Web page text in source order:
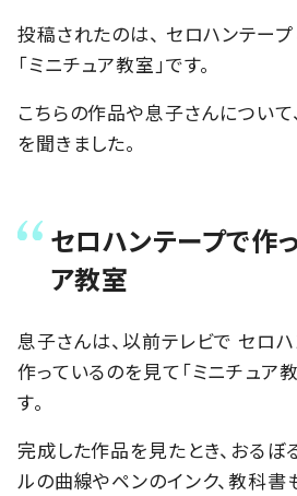
投稿されたのは、 セロハンテー
「ミニチュア教室」です。
こちらの作品や息子さんについて
を聞きました。
セロハンテープで作
ア教室
息子さんは、以前テレビで セロ
作っているのを見て「ミニチュア
す。
完成した作品を見たとき、おるぼ
ルの曲線やペンのインク、教科